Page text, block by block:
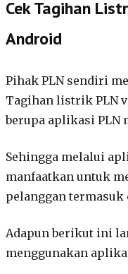
Cek Tagihan
Android
Pihak PLN sendiri
Tagihan listrik PLN
berupa aplikasi PLN
Sehingga melalui
manfaatkan untuk
pelanggan
Adapun berikut ini
menggunakan